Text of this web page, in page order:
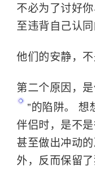
不必为了讨好
至违背自己认同
他们的安静，不
第二个原因，
”的陷阱。 想
伴侣时，是不
甚至做出冲动
外，反而保留了